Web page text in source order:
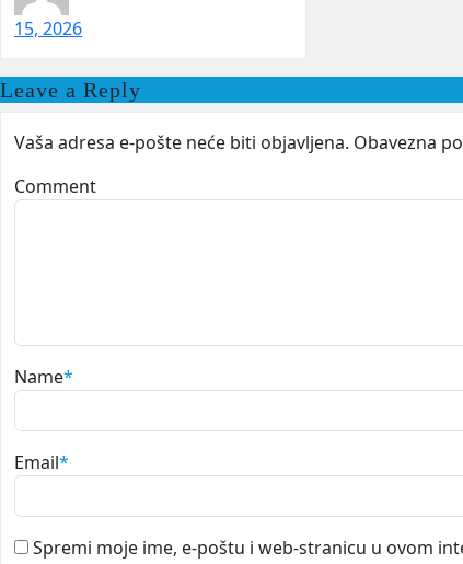
15, 2026
Leave a Reply
Vaša adresa e-pošte neće biti objavljena. Obavezna
Comment
Name*
Email*
Spremi moje ime, e-poštu i web-stranicu u ovom